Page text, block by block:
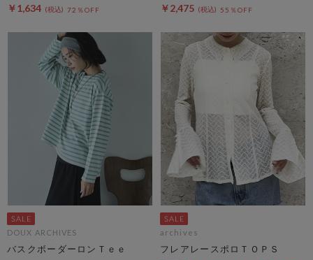
￥1,634 72％OFF ￥2,475 55％OFF
DOUX ARCHIVES
バスクボーダーロンＴｅｅ
archives
フレアレースポロＴＯＰＳ